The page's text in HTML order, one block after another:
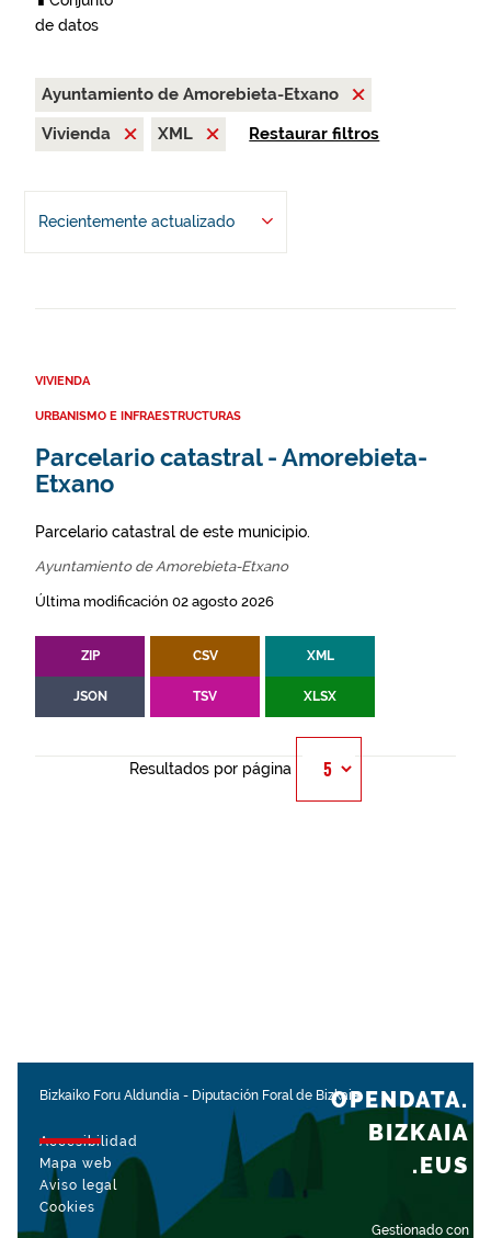
de datos
Ayuntamiento de Amorebieta-Etxano
Vivienda
XML Restaurar filtros
Recientemente actualizado
VIVIENDA
URBANISMO E INFRAESTRUCTURAS
Parcelario catastral - Amorebieta-
Etxano
Parcelario catastral de este municipio.
Ayuntamiento de Amorebieta-Etxano
Última modificación 02 agosto 2026
ZIP CSV XML
JSON TSV XLSX
Resultados por página
Bizkaiko Foru Aldundia - Diputación Foral de Bizkaia
Accesibilidad
Mapa web
Aviso legal
Cookies
Gestionado con
OPENDATA.
BIZKAIA
.EUS